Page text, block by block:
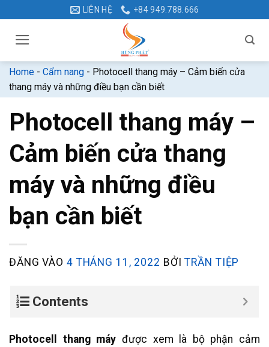
dung
LIÊN HỆ +84 949.788.666
Home - Cẩm nang - Photocell thang máy – Cảm biến cửa
thang máy và những điều bạn cần biết
Photocell thang máy –
Cảm biến cửa thang
máy và những điều
bạn cần biết
ĐĂNG VÀO 4 THÁNG 11, 2022 BỞITRẦN TIỆP
Contents
Photocell thang máy được xem là bộ phận cảm